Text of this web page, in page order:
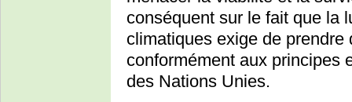
conséquent sur le fait que la
climatiques exige de prendre
conformément aux principes
des Nations Unies.